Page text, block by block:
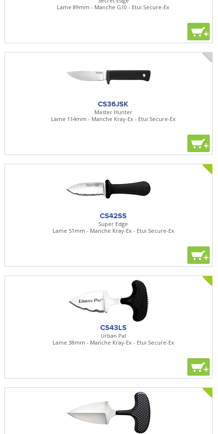
Lame 89mm - Manche G10 - Etui Secure-Ex
+
CS36JSK
Master Hunter
Lame 114mm - Manche Kray-Ex - Etui Secure-Ex
+
CS42SS
Super Edge
Lame 51mm - Manche Kray-Ex - Etui Secure-Ex
+
CS43LS
Urban Pal
Lame 38mm - Manche Kray-Ex - Etui Secure-Ex
+